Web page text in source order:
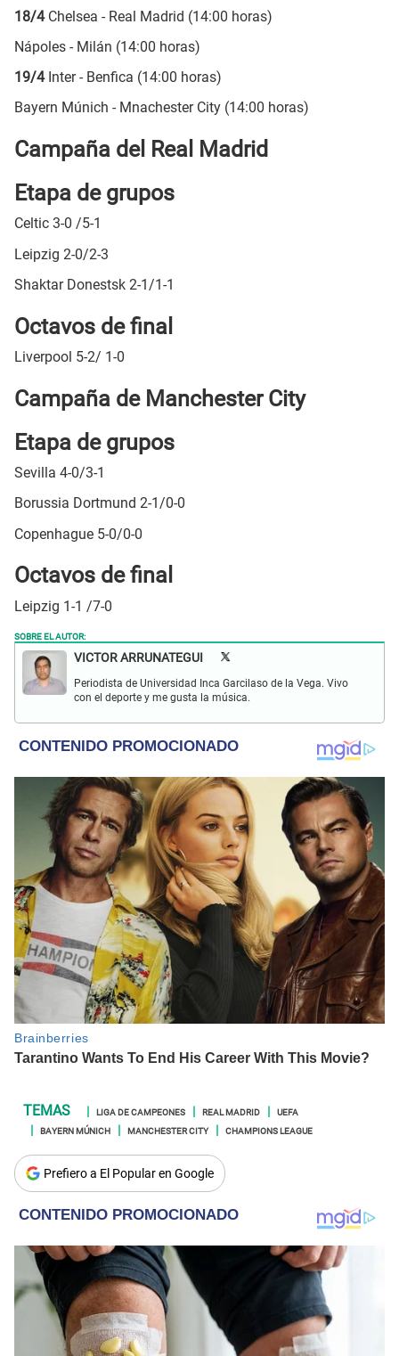
18/4 Chelsea - Real Madrid (14:00 horas)
Nápoles - Milán (14:00 horas)
19/4Inter - Benfica (14:00 horas)
Bayern Múnich - Mnachester City (14:00 horas)
Campaña del Real Madrid
Etapa de grupos
Celtic 3-0 /5-1
Leipzig 2-0/2-3
Shaktar Donestsk 2-1/1-1
Octavos de final
Liverpool 5-2/ 1-0
Campaña de Manchester City
Etapa de grupos
Sevilla 4-0/3-1
Borussia Dortmund 2-1/0-0
Copenhague 5-0/0-0
Octavos de final
Leipzig 1-1 /7-0
SOBRE EL AUTOR:
VICTOR ARRUNATEGUI
Periodista de Universidad Inca Garcilaso de la Vega. Vivo
con el deporte y me gusta la música.
LIGA DE CAMPEONES REAL MADRID
UEFA
BAYERN MÚNICH
MANCHESTER CITY CHAMPIONS LEAGUE
Prefiero a El Popular en Google